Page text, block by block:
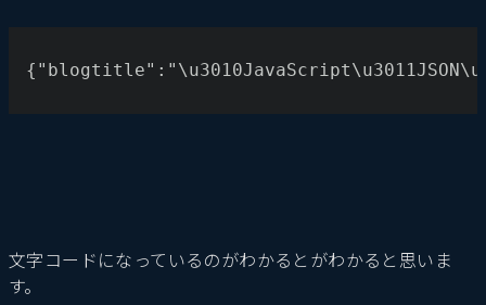
文字コードになっているのがわかるとがわかると思いま
す。